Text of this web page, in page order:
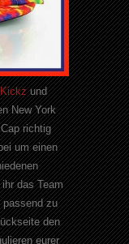
Kickzund
New York
richtig
um einen
das Team
passend zu
den
eurer